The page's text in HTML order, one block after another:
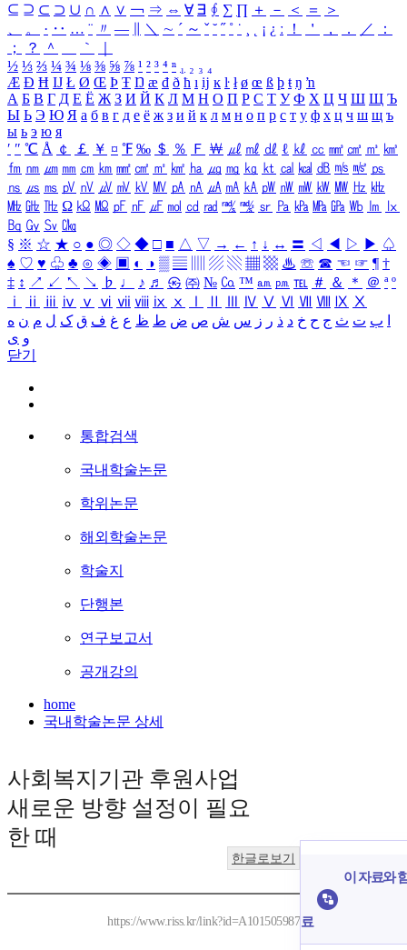
⊆ ⊇ ⊂ ⊃ ∪ ∩ ∧ ∨ ￢ ⇒ ⇔ ∀ ∃ ∮ ∑ ∏ ＋ － ＜ ＝
＞
、
。 · ‥ … ¨ 〃 ― ＼ ∼ ´ ～ ˇ ˘ ˝ ˚ ˙ ¸ ¡ ¿ ː ！ ＇ ， ． ／
：
；
？ ＾ ｀
½ ⅓ ⅔ ¼ ¾ ⅛ ⅜ ⅝ ⅞ ¹ ² ³ ⁴ ⁿ ₁ ₂ ₃ ₄
Æ Ð Ħ Ĳ Ł Ø Œ Þ Ŧ Ŋ æ đ ð ħ ı ĳ ĸ ŀ ł ø œ ß þ ŧ ŋ ŉ
А Б В Г Д Е Ё Ж З И Й К Л М Н О П Р С Т У Ф Х Ц Ч Ш Щ Ъ
Ы Ь Э Ю Я а б в г д е ё ж з и й к л м н о п р с т у ф х ц ч ш щ ъ
ы ь э ю я
′ ″ ℃ Å ￠ ￡ ￥ ¤ ℉ ‰ ＄ ％ Ｆ ￦ ㎕ ㎖ ㎗ ℓ ㎘ ㏄ ㎣ ㎤ ㎥ ㎦
㎙ ㎚ ㎛ ㎜ ㎝ ㎞ ㎟ ㎠ ㎡ ㎢ ㏊ ㎍ ㎎ ㎏ ㏏ ㎈ ㎉ ㏈ ㎧ ㎨ ㎰
㎱ ㎲ ㎳ ㎴ ㎵ ㎶ ㎷ ㎸ ㎹ ㎀ ㎁ ㎂ ㎃ ㎄ ㎺ ㎻ ㎽ ㎾ ㎿ ㎐ ㎑
㎒ ㎓ ㎔ Ω ㏀ ㏁ ㎊ ㎋ ㎌ ㏖ ㏅ ㎭ ㎮ ㎯ ㏛ ㎩ ㎪ ㎫ ㎬ ㏝ ㏐
㏓
㏃ ㏉ ㏜ ㏆
§ ※ ☆ ★ ○ ● ◎ ◇ ◆ □ ■ △ ▽ → ← ↑ ↓ ↔ 〓 ◁ ◀ ▷ ▶ ♤
♠ ♡ ♥ ♧ ♣ ⊙ ◈ ▣ ◐ ◑ ▒ ▤ ▨ ▧ ▦ ▩ ♨ ☏ ☎ ☜ ☞ ¶ †
‡ ↕ ↗ ↙ ↖ ↘ ♭ ♩ ♪ ♬ ㉿ ㈜ № ㏇ ™ ㏂ ㏘ ℡ ＃ ＆ ＊ ＠ ª º
ⅰ
ⅱ ⅲ ⅳ ⅴ ⅵ ⅶ ⅷ ⅸ ⅹ Ⅳ Ⅴ Ⅵ Ⅶ Ⅷ Ⅸ Ⅹ
ب ت ث ج ح خ د ذ ر ز س ش ص ض ط ظ ع غ ف ق ک ل م ن ه
و ی
닫기
통합검색
국내학술논문
학위논문
해외학술논문
학술지
단행본
연구보고서
공개강의
home
국내학술논문 상세
사회복지기관 후원사업
새로운 방향 설정이 필요
한 때
한글로보기
https://www.riss.kr/link?id=A101505987
이 자료와
료